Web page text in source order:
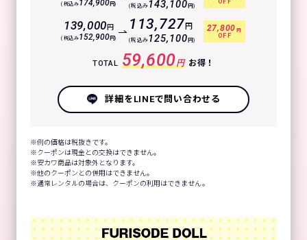
(税込み174,900円) (税込み143,100 円)
139,000円
(税込み152,900円)
113,727 円
(税込み125,100 円)
27,800 円
OFF
TOTAL 59,600円 お得！
詳細をLINEで問い合わせる
例の価格は税抜きです。
クーポンは現金との交換はできません。
安カワ商品は対象外となります。
他のクーポンとの併用はできません。
通常レンタルの場合は、クーポンの利用はできません。